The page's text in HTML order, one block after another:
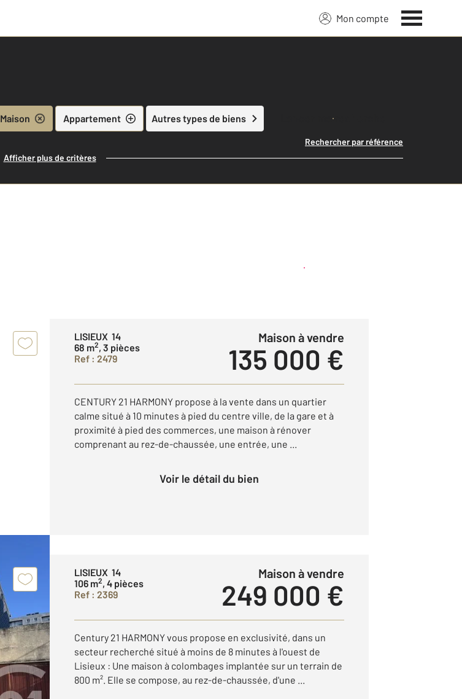
Mon compte
Maison Appartement Autres types de biens Lancer ma recherche
Rechercher par référence
Afficher plus de critères
Créer une alerte
LISIEUX 14
68 m2, 3 pièces
Ref : 2479
Maison à vendre
135 000 €
CENTURY 21 HARMONY propose à la vente dans un quartier
calme situé à 10 minutes à pied du centre ville, de la gare et à
proximité à pied des commerces, une maison à rénover
comprenant au rez-de-chaussée, une entrée, une ...
Voir le détail du bien
LISIEUX 14
106 m2, 4 pièces
Ref : 2369
Maison à vendre
249 000 €
Century 21 HARMONY vous propose en exclusivité, dans un
secteur recherché situé à moins de 8 minutes à l'ouest de
Lisieux : Une maison à colombages implantée sur un terrain de
800 m². Elle se compose, au rez-de-chaussée, d'une ...